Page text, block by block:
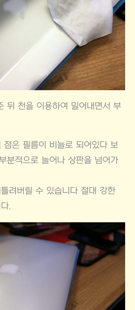
뒤 천을 이용하여 밀어내면서 부
점은 필름이 비늘로 되어있다 보
분적으로 늘어나 상판을 넘어가
려버릴 수 있습니다 절대 강한
.